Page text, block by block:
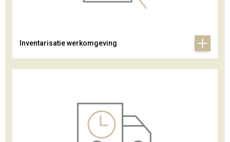
Inventarisatie werkomgeving